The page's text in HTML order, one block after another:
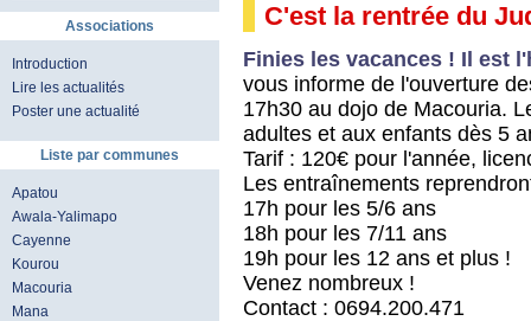
Associations
Introduction
Lire les actualités
Poster une actualité
Liste par communes
Apatou
Awala-Yalimapo
Cayenne
Kourou
Macouria
Mana
C'est la rentrée du
Finies les vacances ! Il est
vous informe de l'ouverture
17h30 au dojo de Macouria.
adultes et aux enfants dès 5
Tarif : 120€ pour l'année,
Les entraînements
17h pour les 5/6 ans
18h pour les 7/11 ans
19h pour les 12 ans et plus !
Venez nombreux !
Contact : 0694.200.471